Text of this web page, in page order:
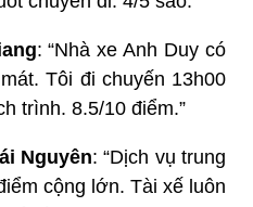
: “Nhà xe Anh Duy có
Tôi đi chuyến 13h00
trình. 8.5/10 điểm.”
Nguyên: “Dịch vụ trung
cộng lớn. Tài xế luôn